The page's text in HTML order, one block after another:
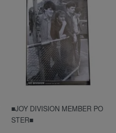
■JOY DIVISION MEMBER PO
STER■